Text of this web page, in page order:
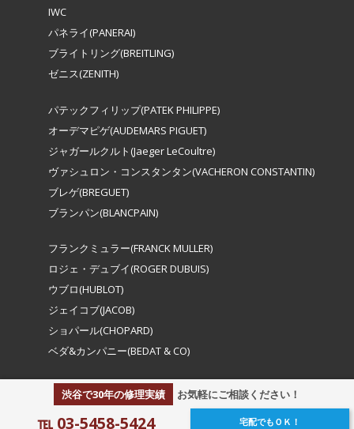
渋谷で30年の修理実績 お気軽にご相談ください！
℡ 03-5458-5424 宅配でもＯＫ！
IWC
パネライ(PANERAI)
ブライトリング(BREITLING)
ゼニス(ZENITH)
パテックフィリップ(PATEK PHILIPPE)
オーデマピゲ(AUDEMARS PIGUET)
ジャガールクルト(Jaeger LeCoultre)
ヴァシュロン・コンスタンタン(VACHERON CONSTANTIN)
ブレゲ(BREGUET)
ブランパン(BLANCPAIN)
フランクミュラー(FRANCK MULLER)
ロジェ・デュブイ(ROGER DUBUIS)
ウブロ(HUBLOT)
ジェイコブ(JACOB)
ショパール(CHOPARD)
ベダ&カンパニー(BEDAT & CO)
Copyright © 2023 housekihiroba repair All right reserved.